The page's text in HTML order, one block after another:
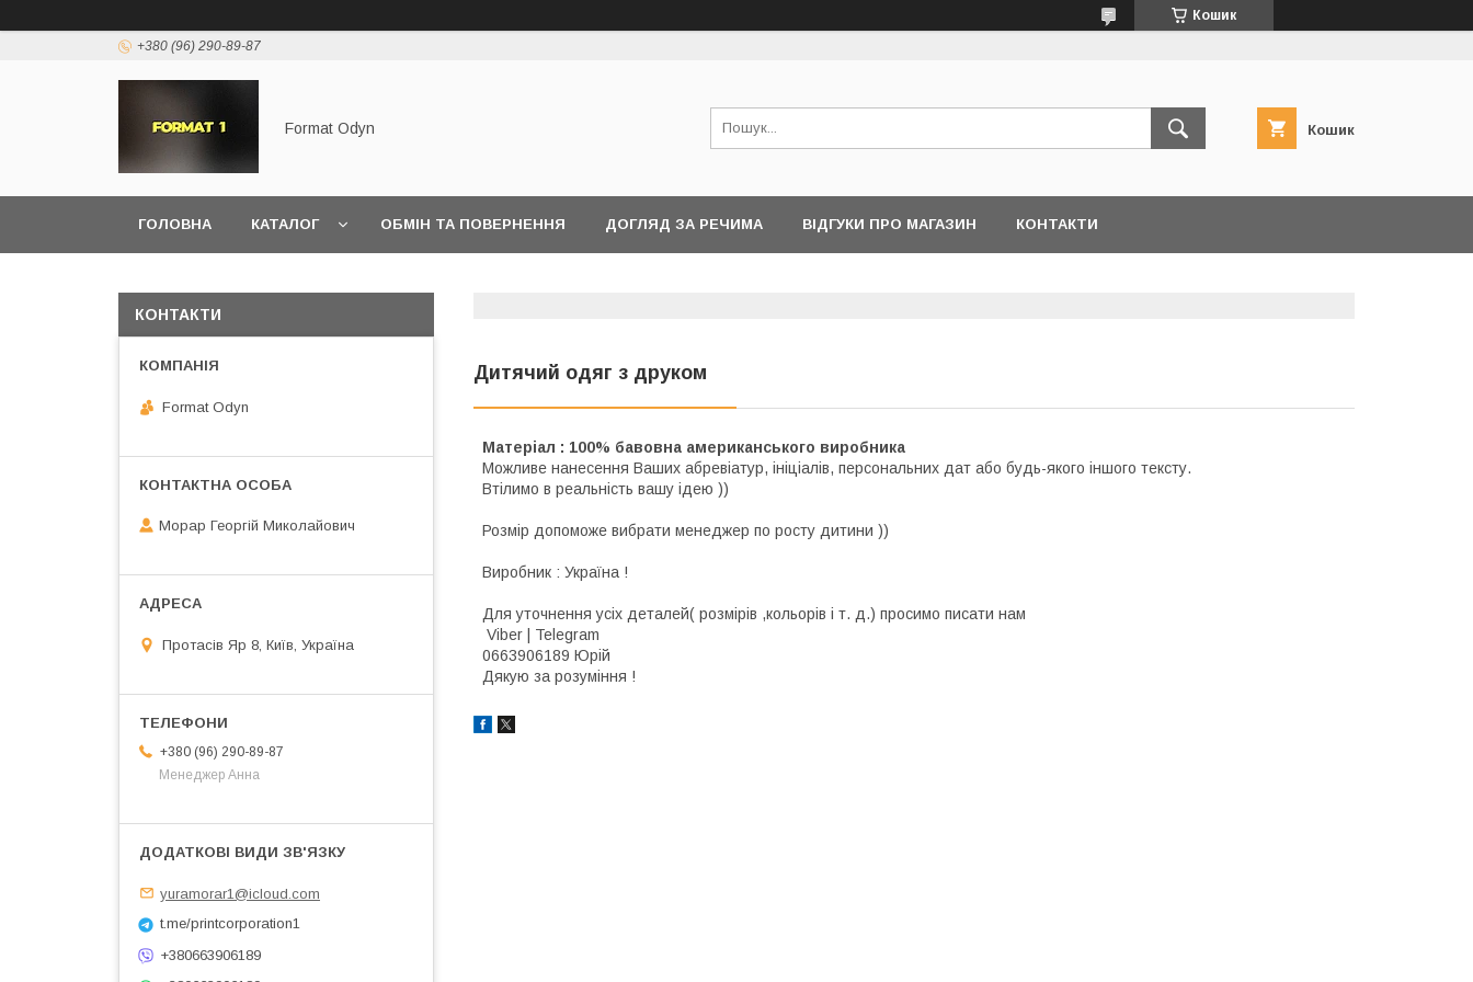
Кошик
+380 (96) 290-89-87
Format Odyn Кошик
ГОЛОВНА КАТАЛОГ ОБМІН ТА ПОВЕРНЕННЯ ДОГЛЯД ЗА РЕЧИМА ВІДГУКИ ПРО МАГАЗИН КОНТАКТИ
Дитячий одяг з друком
Матеріал : 100% бавовна американського виробника
Можливе нанесення Ваших абревіатур, ініціалів, персональних дат або будь-якого іншого тексту.
Втілимо в реальність вашу ідею ))
Розмір допоможе вибрати менеджер по росту дитини ))
Виробник : Україна !
Для уточнення усіх деталей( розмірів ,кольорів і т. д.) просимо писати нам
Viber | Telegram
0663906189 Юрій
Дякую за розуміння !
КОНТАКТИ
Format Odyn
Морар Георгій Миколайович
Протасів Яр 8, Київ, Україна
+380 (96) 290-89-87
Менеджер Анна
yuramorar1@icloud.com
t.me/printcorporation1
+380663906189